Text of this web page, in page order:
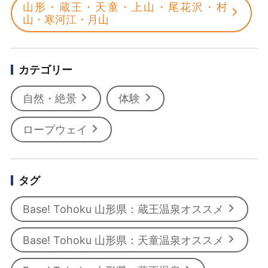
山形・蔵王・天童・上山・尾花沢・村
山・寒河江・月山
カテゴリー
自然・絶景 体験
ロープウェイ
タグ
Base! Tohoku 山形県：蔵王温泉オススメ
Base! Tohoku 山形県：天童温泉オススメ